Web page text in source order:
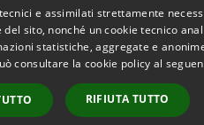
e assimilati strettamente
sito, nonché un cookie tecnico
statistiche, aggregate e
consultare la cookie policy al
RIFIUTA TUTTO